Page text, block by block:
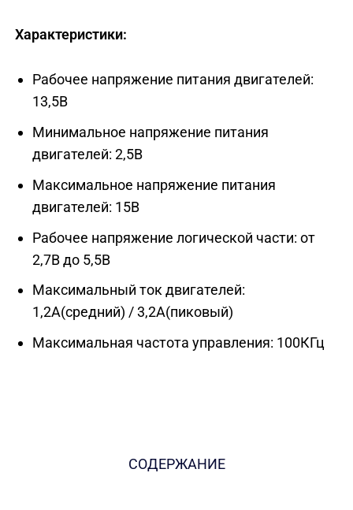
Характеристики:
Рабочее напряжение питания двигателей:
13,5В
Минимальное напряжение питания
двигателей: 2,5В
Максимальное напряжение питания
двигателей: 15В
Рабочее напряжение логической части: от
2,7В до 5,5В
Максимальный ток двигателей:
1,2А(средний) / 3,2А(пиковый)
Максимальная частота управления: 100КГц
СОДЕРЖАНИЕ